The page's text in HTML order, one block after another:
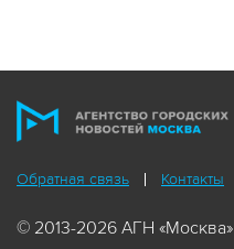
Обратная связь Контакты
© 2013-2026 АГН «Москва»